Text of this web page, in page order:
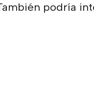
podría